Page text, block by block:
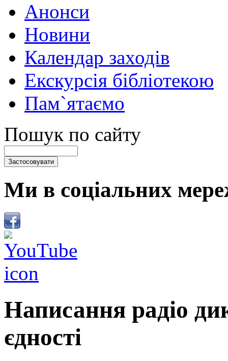
Анонси
Новини
Календар заходів
Екскурсія бібліотекою
Пам`ятаємо
Пошук по сайту
Ми в соціальних
Написання радіо
єдності